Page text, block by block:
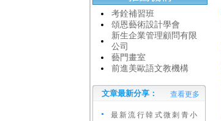
考銓補習班
頌恩藝術設計學會
新生企業管理顧問有限
公司
藝門畫室
前進美歐語文教機構
文章最新分享： 查看更多
最新流行韓式微刺青小